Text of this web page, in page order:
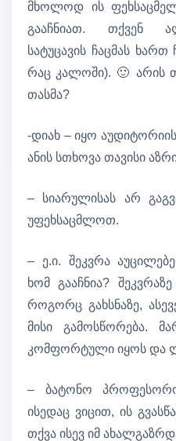
მხოლოდ ის
გააჩნიათ. თქვენ
სატუცავის ჩაცმას ხართ
რაც კალოში). 🙂 არის
თასმა?
-დიახ – იყო
ანის სთხოვა თავისი
– სიარულისას არ
უფეხსაცმლოთ.
– ე.ი. შეკვრა
ხომ გააჩნია?
როგორც გახსნაზე,
მისი გამოსწორება.
კომფორტული იყოს და
– ბატონო
ისედაც ვიცით, ის
თქვა ისევ იმ